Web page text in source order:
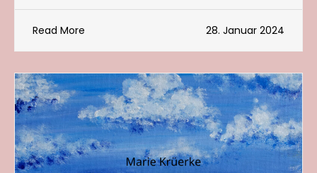
Read More 28. Januar 2024